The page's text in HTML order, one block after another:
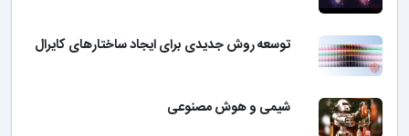
توسعه روش جدیدی برای ایجاد ساختارهای کایرال
شیمی و هوش مصنوعی